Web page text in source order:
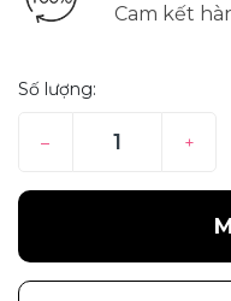
Cam kết
Số lượng:
– +